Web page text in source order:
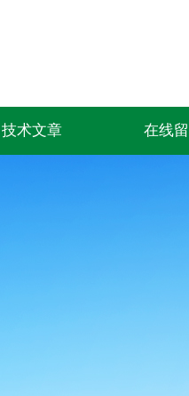
技术文章 在线